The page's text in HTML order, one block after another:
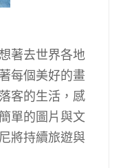
著去世界各地
每個美好的畫
客的生活，感
單的圖片與文
將持續旅遊與